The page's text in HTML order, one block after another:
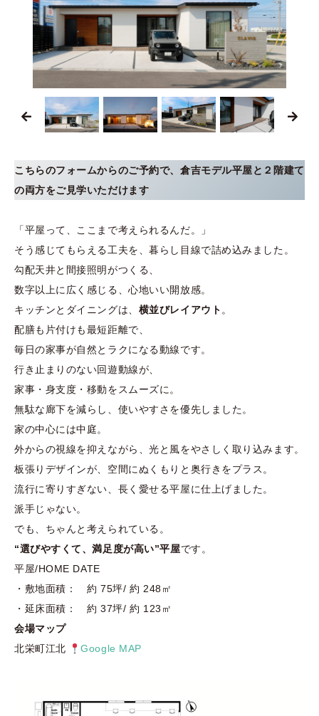
こちらのフォームからのご予約で、倉吉モデル平屋と２階建て
の両方をご見学いただけます
「平屋って、ここまで考えられるんだ。」
そう感じてもらえる工夫を、暮らし目線で詰め込みました。
勾配天井と間接照明がつくる、
数字以上に広く感じる、心地いい開放感。
キッチンとダイニングは、 横並びレイアウト。
配膳も片付けも最短距離で、
毎日の家事が自然とラクになる動線です。
行き止まりのない回遊動線が、
家事・身支度・移動をスムーズに。
無駄な廊下を減らし、使いやすさを優先しました。
家の中心には中庭。
外からの視線を抑えながら、光と風をやさしく取り込みます。
板張りデザインが、空間にぬくもりと奥行きをプラス。
流行に寄りすぎない、長く愛せる平屋に仕上げました。
派手じゃない。
でも、ちゃんと考えられている。
“選びやすくて、満足度が高い”平屋です。
平屋/HOME DATE
・敷地面積： 約 75坪/ 約 248㎡
・延床面積： 約 37坪/ 約 123㎡
会場マップ
北栄町江北
Google MAP